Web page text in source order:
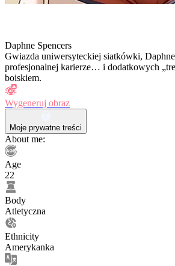
Daphne Spencers
Gwiazda uniwersyteckiej siatkówki,
profesjonalnej karierze… i dodatkowych
boiskiem.
Wygeneruj obraz
Moje prywatne treści
About me:
Age
22
Body
Atletyczna
Ethnicity
Amerykanka